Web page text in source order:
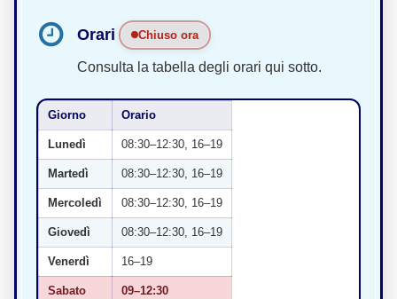
Orari Chiuso ora
Consulta la tabella degli orari qui sotto.
Giorno Orario
Lunedì 08:30–12:30, 16–19
Martedì 08:30–12:30, 16–19
Mercoledì 08:30–12:30, 16–19
Giovedì 08:30–12:30, 16–19
Venerdì 16–19
Sabato 09–12:30